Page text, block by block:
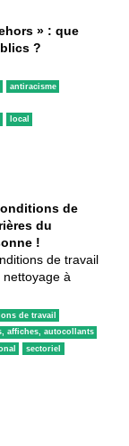
» : que
?
antiracisme
local
de
du
!
de travail
nettoyage à
de travail
affiches, autocollants
sectoriel